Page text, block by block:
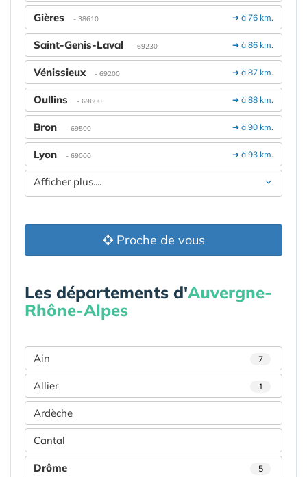
➔ à 76 km.
Gières - 38610
➔ à 86 km.
Saint-Genis-Laval - 69230
➔ à 87 km.
Vénissieux - 69200
➔ à 88 km.
Oullins - 69600
➔ à 90 km.
Bron - 69500
➔ à 93 km.
Lyon - 69000
Afficher plus....
Proche de vous
Les départements d'Auvergne-
Rhône-Alpes
Ain 7
Allier 1
Ardèche
Cantal
Drôme 5